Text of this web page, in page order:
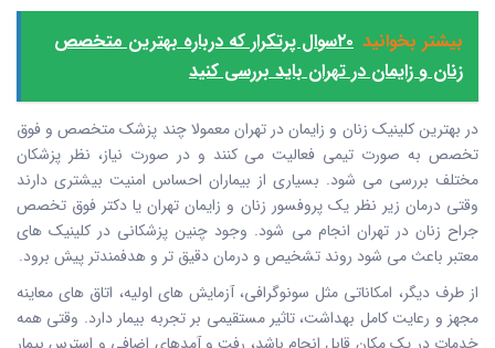
بیشتر بخوانید
۲۰سوال پرتکرار که درباره بهترین متخصص
زنان و زایمان در تهران باید بررسی کنید
در بهترین کلینیک زنان و زایمان در تهران معمولا چند پزشک متخصص و فوق
تخصص به صورت تیمی فعالیت می کنند و در صورت نیاز، نظر پزشکان
مختلف بررسی می شود. بسیاری از بیماران احساس امنیت بیشتری دارند
وقتی درمان زیر نظر یک پروفسور زنان و زایمان تهران یا دکتر فوق تخصص
جراح زنان در تهران انجام می شود. وجود چنین پزشکانی در کلینیک های
معتبر باعث می شود روند تشخیص و درمان دقیق تر و هدفمندتر پیش برود.
از طرف دیگر، امکاناتی مثل سونوگرافی، آزمایش های اولیه، اتاق های معاینه
مجهز و رعایت کامل بهداشت، تاثیر مستقیمی بر تجربه بیمار دارد. وقتی همه